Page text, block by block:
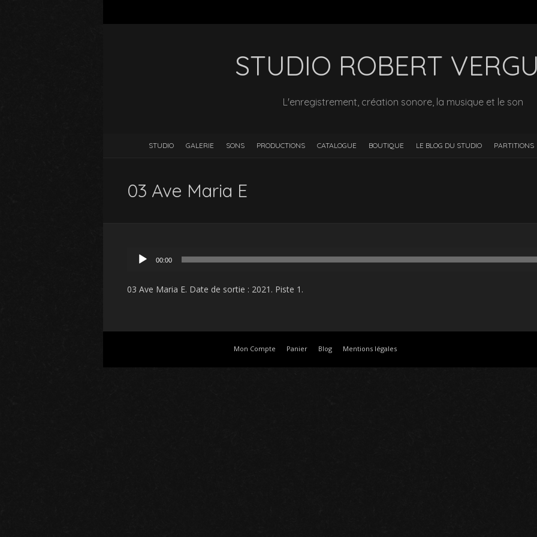
STUDIO ROBERT
L'enregistrement, création sonore, la musique et le son
STUDIO GALERIE SONS PRODUCTIONS CATALOGUE BOUTIQUE LE BLOG DU STUDIO PARTITIONS
03 Ave Maria E
00:00
03 Ave Maria E. Date de sortie : 2021. Piste 1.
Mon Compte Panier Blog Mentions légales